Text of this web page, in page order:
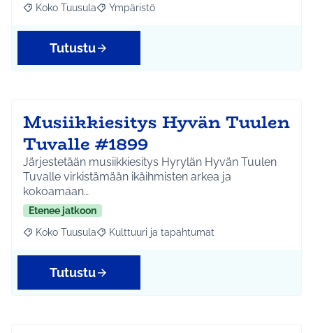
Rajaa tulokset aihepiirin mukaan: Koko Tuusula
Koko Tuusula Rajaa tulokset teeman mukaan: Ympäristö
Ympäristö
Tutustu
Musiikkiesitys Hyvän Tuulen
Tuvalle #1899
Järjestetään musiikkiesitys Hyrylän Hyvän Tuulen
Tuvalle virkistämään ikäihmisten arkea ja
kokoamaan…
Etenee jatkoon
Rajaa tulokset aihepiirin mukaan: Koko Tuusula
Koko Tuusula Rajaa tulokset teeman mukaan: Kulttuuri ja
Kulttuuri ja tapahtumat
Tutustu